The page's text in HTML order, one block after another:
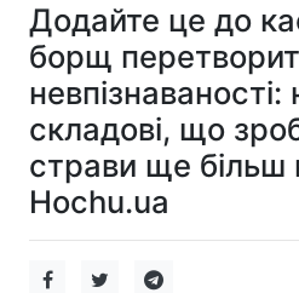
Додайте це до
борщ
невпізнаваності:
складові, що
страви ще
Hochu.ua